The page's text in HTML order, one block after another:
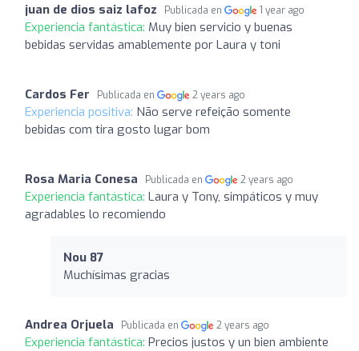
juan de dios saiz lafoz Publicada en 1 year ago
Experiencia fantástica: Muy bien servicio y buenas
bebidas servidas amablemente por Laura y toni
Cardos Fer Publicada en 2 years ago
Experiencia positiva: Não serve refeição somente
bebidas com tira gosto lugar bom
Rosa Maria Conesa Publicada en 2 years ago
Experiencia fantástica: Laura y Tony, simpáticos y muy
agradables lo recomiendo
Nou 87
Muchísimas gracias
Andrea Orjuela Publicada en 2 years ago
Experiencia fantástica: Precios justos y un bien ambiente